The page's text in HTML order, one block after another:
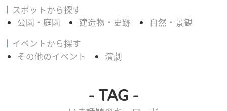
スポットから探す
公園・庭園 建造物・史跡 自然・景観
イベントから探す
その他のイベント 演劇
- TAG -